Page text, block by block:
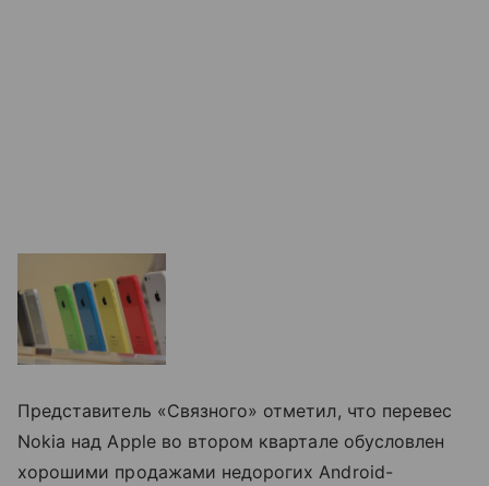
Представитель «Связного» отметил, что перевес
Nokia над Apple во втором квартале обусловлен
хорошими продажами недорогих Android-